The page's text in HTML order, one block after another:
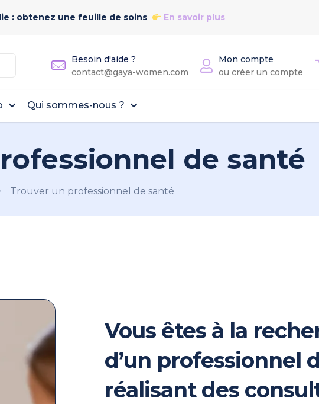
: obtenez une feuille de soins En savoir plus
Besoin d'aide ?
contact@gaya-women.com
Mon compte
ou créer un compte
Qui sommes-nous ?
de santé
Trouver un professionnel de santé
Vous êtes à la
d’un professionnel
réalisant des